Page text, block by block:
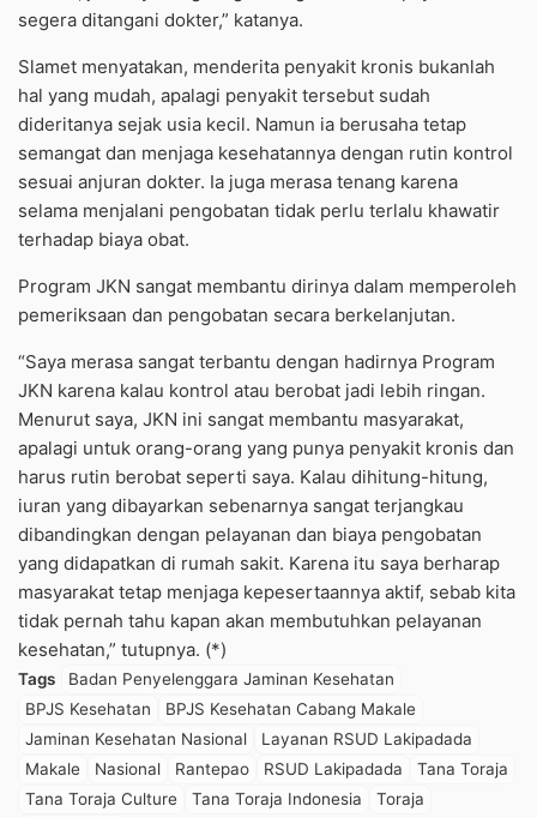
segera ditangani dokter,” katanya.
Slamet menyatakan, menderita penyakit kronis bukanlah
hal yang mudah, apalagi penyakit tersebut sudah
dideritanya sejak usia kecil. Namun ia berusaha tetap
semangat dan menjaga kesehatannya dengan rutin kontrol
sesuai anjuran dokter. Ia juga merasa tenang karena
selama menjalani pengobatan tidak perlu terlalu khawatir
terhadap biaya obat.
Program JKN sangat membantu dirinya dalam memperoleh
pemeriksaan dan pengobatan secara berkelanjutan.
“Saya merasa sangat terbantu dengan hadirnya Program
JKN karena kalau kontrol atau berobat jadi lebih ringan.
Menurut saya, JKN ini sangat membantu masyarakat,
apalagi untuk orang-orang yang punya penyakit kronis dan
harus rutin berobat seperti saya. Kalau dihitung-hitung,
iuran yang dibayarkan sebenarnya sangat terjangkau
dibandingkan dengan pelayanan dan biaya pengobatan
yang didapatkan di rumah sakit. Karena itu saya berharap
masyarakat tetap menjaga kepesertaannya aktif, sebab kita
tidak pernah tahu kapan akan membutuhkan pelayanan
kesehatan,” tutupnya. (*)
Tags
Badan Penyelenggara Jaminan Kesehatan
BPJS Kesehatan
BPJS Kesehatan Cabang Makale
Jaminan Kesehatan Nasional
Layanan RSUD Lakipadada
Makale
Nasional Rantepao RSUD Lakipadada
Tana Toraja
Tana Toraja Culture
Tana Toraja Indonesia
Toraja